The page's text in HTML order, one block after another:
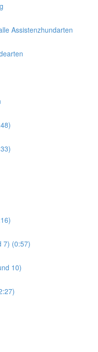
Assistenzhundarten
7) (0:57)
10)